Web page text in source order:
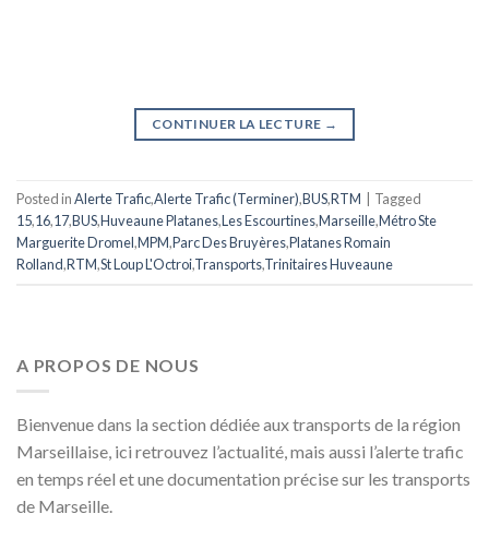
CONTINUER LA LECTURE →
Posted inAlerte Trafic,Alerte Trafic (Terminer),BUS,RTM
Tagged
15,16,17,BUS,Huveaune Platanes,Les Escourtines,Marseille,Métro Ste
Marguerite Dromel,MPM,Parc Des Bruyères,Platanes Romain
Rolland,RTM,St Loup L'Octroi,Transports,Trinitaires Huveaune
A PROPOS DE NOUS
Bienvenue dans la section dédiée aux transports de la région
Marseillaise, ici retrouvez l’actualité, mais aussi l’alerte trafic
en temps réel et une documentation précise sur les transports
de Marseille.